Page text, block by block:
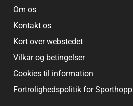
Om os
Kontakt os
Kort over webstedet
Vilkår og betingelser
Cookies til information
Fortrolighedspolitik for Sporthopp